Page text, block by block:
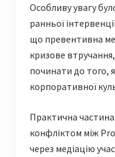
Особливу увагу
ранньої
що превентивна
кризове
починати до того,
корпоративної
Практична частина
конфліктом між
через медіацію